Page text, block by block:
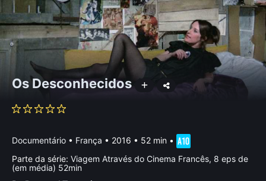
Os Desconhecidos
Documentário • França • 2016 • 52 min •
Parte da série: Viagem Através do Cinema Francês, 8 eps de
(em média) 52min